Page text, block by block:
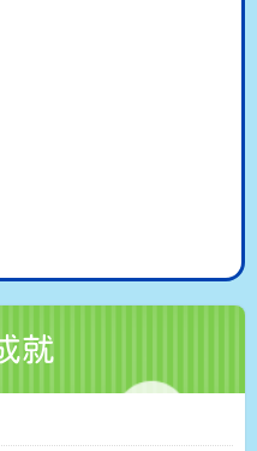
就